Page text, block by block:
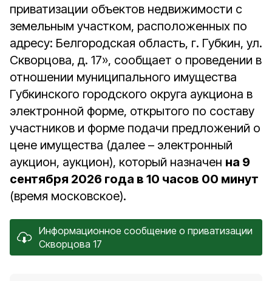
приватизации объектов недвижимости с
земельным участком, расположенных по
адресу: Белгородская область, г. Губкин, ул.
Скворцова, д. 17», сообщает о проведении в
отношении муниципального имущества
Губкинского городского округа аукциона в
электронной форме, открытого по составу
участников и форме подачи предложений о
цене имущества (далее – электронный
аукцион, аукцион), который назначен на 9
сентября 2026 года в 10 часов 00 минут
(время московское).
Информационное сообщение о приватизации
Скворцова 17